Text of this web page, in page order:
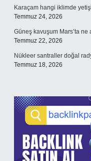
Karaçam hangi iklimde
Temmuz 24, 2026
Güneş kavuşum Mars’ta ne
Temmuz 22, 2026
Nükleer santraller doğal
Temmuz 18, 2026